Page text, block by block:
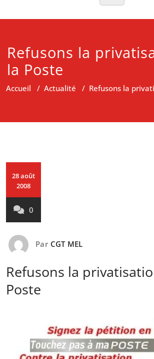
Refusons la
la Poste
Accueil / Actualité / Refusons la
28 août
2008
0
Par CGT MEL
Refusons la
Poste